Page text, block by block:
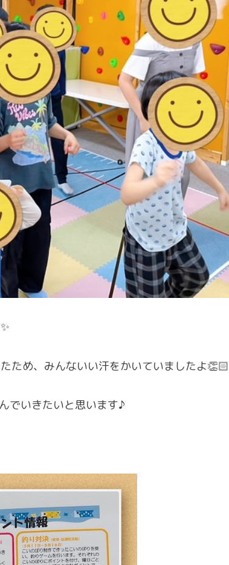
ため、みんないい汗をかいていましたよ👏🏻
でいきたいと思います♪